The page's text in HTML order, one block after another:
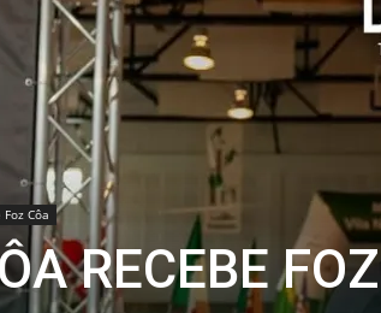
Côa
RECEBE